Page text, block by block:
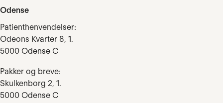
Odense
Patienthenvendelser:
Odeons Kvarter 8, 1.
5000 Odense C
Pakker og breve:
Skulkenborg 2, 1.
5000 Odense C